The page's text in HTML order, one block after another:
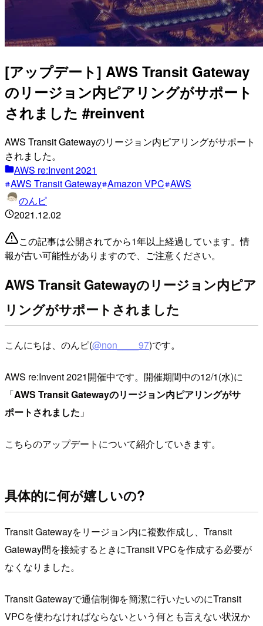
[アップデート] AWS Transit Gateway
のリージョン内ピアリングがサポート
されました #reinvent
AWS Transit Gatewayのリージョン内ピアリングがサポート
されました。
AWS re:Invent 2021
AWS Transit Gateway Amazon VPC AWS
のんピ
2021.12.02
この記事は公開されてから1年以上経過しています。情
報が古い可能性がありますので、ご注意ください。
AWS Transit Gatewayのリージョン内ピア
リングがサポートされました
こんにちは、のんピ(@non____97)です。
AWS re:Invent 2021開催中です。開催期間中の12/1(水)に
「AWS Transit Gatewayのリージョン内ピアリングがサ
ポートされました 」
こちらのアップデートについて紹介していきます。
具体的に何が嬉しいの?
Transit Gatewayをリージョン内に複数作成し、Transit
Gateway間を接続するときにTransit VPCを作成する必要が
なくなりました。
Transit Gatewayで通信制御を簡潔に行いたいのにTransit
VPCを使わなければならないという何とも言えない状況か